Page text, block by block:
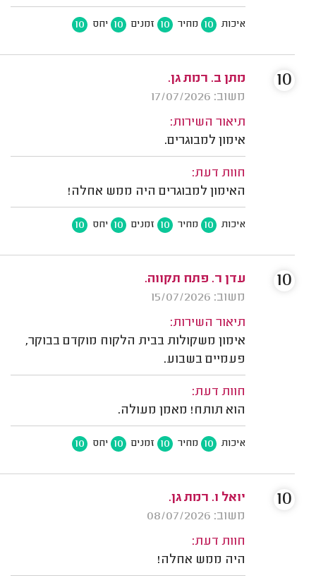
איכות 10 מחיר 10 זמנים 10 יחס 10
מתן ב. רמת גן.
משוב: 17/07/2026
תיאור השירות:
אימון למבוגרים.
חוות דעת:
האימון למבוגרים היה ממש אחלה!
איכות 10 מחיר 10 זמנים 10 יחס 10
10
עדן ר. פתח תקווה.
משוב: 15/07/2026
תיאור השירות:
אימון משקולות בבית הלקוח מוקדם בבוקר,
פעמיים בשבוע.
חוות דעת:
הוא תותח! מאמן מעולה.
איכות 10 מחיר 10 זמנים 10 יחס 10
10
יואל ו. רמת גן.
משוב: 08/07/2026
חוות דעת:
היה ממש אחלה!
10